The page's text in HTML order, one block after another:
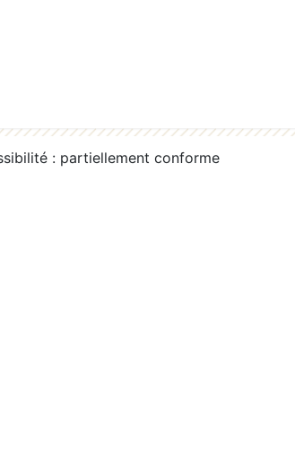
: partiellement conforme